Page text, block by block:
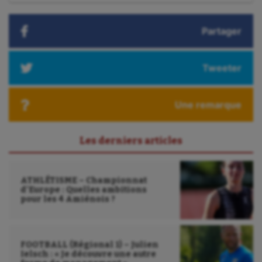
Roller-derby
Sport adapté
Sport handicap
Sport-entreprise
Tir
Partager
Tweeter
Une remarque
Les derniers articles
ATHLÉTISME – Championnat
d’Europe : Quelles ambitions
pour les 4 Amiénois ?
FOOTBALL (Régional 1) – Julien
Ielsch : « Je découvre une autre